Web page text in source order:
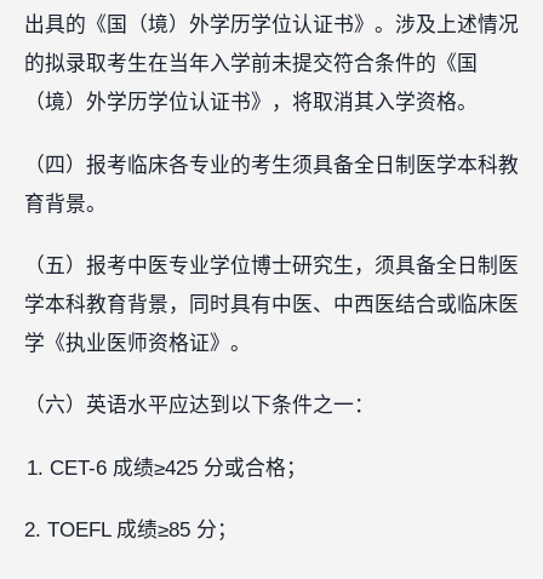
出具的《国（境）外学历学位认证书》。涉及上述情况
的拟录取考生在当年入学前未提交符合条件的《国
（境）外学历学位认证书》，将取消其入学资格。
（四）报考临床各专业的考生须具备全日制医学本科教
育背景。
（五）报考中医专业学位博士研究生，须具备全日制医
学本科教育背景，同时具有中医、中西医结合或临床医
学《执业医师资格证》。
（六）英语水平应达到以下条件之一：
CET-6 成绩≥425 分或合格；
2. TOEFL 成绩≥85 分；